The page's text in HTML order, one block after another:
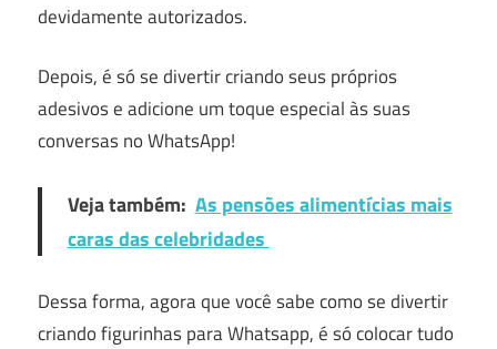
devidamente autorizados.
Depois, é só se divertir criando seus próprios
adesivos e adicione um toque especial às suas
conversas no WhatsApp!
Veja também: As pensões alimentícias mais
caras das celebridades
Dessa forma, agora que você sabe como se divertir
criando figurinhas para Whatsapp, é só colocar tudo